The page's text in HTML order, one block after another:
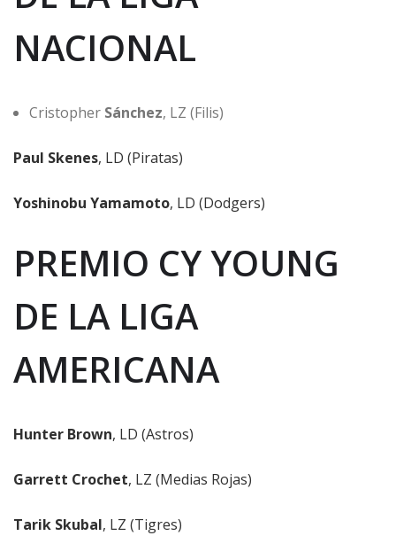
NACIONAL
Cristopher Sánchez, LZ (Filis)
Paul Skenes, LD (Piratas)
Yoshinobu Yamamoto, LD (Dodgers)
PREMIO CY YOUNG
DE LA LIGA
AMERICANA
Hunter Brown, LD (Astros)
Garrett Crochet, LZ (Medias Rojas)
Tarik Skubal, LZ (Tigres)